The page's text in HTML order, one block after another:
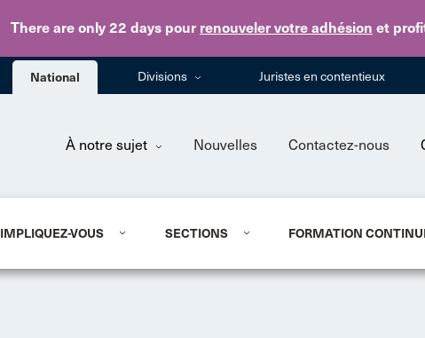
There are only 22 days pour renouveler votre adhésion et
National Divisions Juristes en contentieux
À notre sujet Nouvelles Contactez-nous
IMPLIQUEZ-VOUS SECTIONS FORMATION